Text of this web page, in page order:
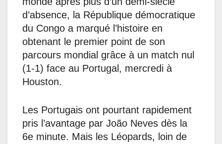
d’absence, la République démocratique
du Congo a marqué l’histoire en
obtenant le premier point de son
parcours mondial grâce à un match nul
(1-1) face au Portugal, mercredi à
Houston.
Les Portugais ont pourtant rapidement
pris l’avantage par João Neves dès la
6e minute. Mais les Léopards, loin de